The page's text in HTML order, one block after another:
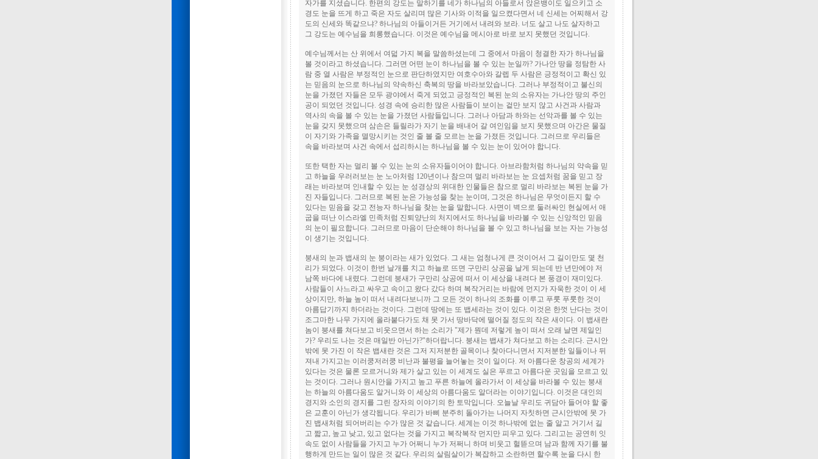
자가를 지셨습니다. 한편의 강도는 말하기를 네가 하나님의 아들로서 앉은뱅이도 일으키고 소
경도 눈을 뜨게 하고 죽은 자도 살리며 많은 기사와 이적을 일으켰다면서 네 신세는 어찌해서 강
도의 신세와 똑같으냐? 하나님의 아들이거든 거기에서 내려와 보라. 너도 살고 나도 살자하고
그 강도는 예수님을 희롱했습니다. 이것은 예수님을 메시아로 바로 보지 못했던 것입니다.
예수님께서는 산 위에서 여덟 가지 복을 말씀하셨는데 그 중에서 마음이 청결한 자가 하나님을
볼 것이라고 하셨습니다. 그러면 어떤 눈이 하나님을 볼 수 있는 눈일까? 가나안 땅을 정탐한 사
람 중 열 사람은 부정적인 눈으로 판단하였지만 여호수아와 갈렙 두 사람은 긍정적이고 확신 있
는 믿음의 눈으로 하나님의 약속하신 축복의 땅을 바라보았습니다. 그러나 부정적이고 불신의
눈을 가졌던 자들은 모두 광야에서 죽게 되었고 긍정적인 복된 눈의 소유자는 가나안 땅의 주인
공이 되었던 것입니다. 성경 속에 승리한 많은 사람들이 보이는 겉만 보지 않고 사건과 사람과
역사의 속을 볼 수 있는 눈을 가졌던 사람들입니다. 그러나 아담과 하와는 선악과를 볼 수 있는
눈을 갖지 못했으며 삼손은 들릴라가 자기 눈을 배내어 갈 여인임을 보지 못했으며 아간은 물질
이 자기와 가족을 멸망시키는 것인 줄 볼 줄 모르는 눈을 가졌든 것입니다. 그러므로 우리들은
속을 바라보며 사건 속에서 섭리하시는 하나님을 볼 수 있는 눈이 있어야 합니다.
또한 택한 자는 멀리 볼 수 있는 눈의 소유자들이어야 합니다. 아브라함처럼 하나님의 약속을 믿
고 하늘을 우러러보는 눈 노아처럼 120년이나 참으며 멀리 바라보는 눈 요셉처럼 꿈을 믿고 장
래는 바라보며 인내할 수 있는 눈 성경상의 위대한 인물들은 참으로 멀리 바라보는 복된 눈을 가
진 자들입니다. 그러므로 복된 눈은 가능성을 찾는 눈이며, 그것은 하나님은 무엇이든지 할 수
있다는 믿음을 갖고 전능자 하나님을 찾는 눈을 말합니다. 사면이 벽으로 둘러싸인 현실에서 애
굽을 떠난 이스라엘 민족처럼 진퇴양난의 처지에서도 하나님을 바라볼 수 있는 신앙적인 믿음
의 눈이 필요합니다. 그러므로 마음이 단순해야 하나님을 볼 수 있고 하나님을 보는 자는 가능성
이 생기는 것입니다.
붕새의 눈과 뱁새의 눈 붕이라는 새가 있었다. 그 새는 엄청나게 큰 것이어서 그 길이만도 몇 천
리가 되었다. 이것이 한번 날개를 치고 하늘로 뜨면 구만리 상공을 날게 되는데 반 년만에야 저
남쪽 바다에 내렸다. 그런데 붕새가 구만리 상공에 떠서 이 세상을 내려다 본 풍경이 재미있다.
사람들이 사느라고 싸우고 속이고 왔다 갔다 하며 복작거리는 바람에 먼지가 자욱한 것이 이 세
상이지만, 하늘 높이 떠서 내려다보니까 그 모든 것이 하나의 조화를 이루고 푸룻 푸룻한 것이
아름답기까지 하더라는 것이다. 그런데 땅에는 또 뱁세라는 것이 있다. 이것은 한껏 난다는 것이
조그마한 나무 가지에 올라붙다가도 채 못 가서 땅바닥에 떨어질 정도의 작은 새이다. 이 뱁새란
놈이 붕새를 쳐다보고 비웃으면서 하는 소리가 "제가 뭔데 저렇게 높이 떠서 오래 날면 제일인
가? 우리도 나는 것은 매일반 아닌가?"하더랍니다. 붕새는 뱁새가 쳐다보고 하는 소리다. 근시안
밖에 못 가진 이 작은 뱁새란 것은 그저 지저분한 골목이나 찾아다니면서 지저분한 일들이나 뒤
져내 가지고는 이러쿵저러쿵 비난과 불평을 늘어놓는 것이 일이다. 저 아름다운 창공의 세계가
있다는 것은 물론 모르거니와 제가 살고 있는 이 세계도 실은 푸르고 아름다운 곳임을 모르고 있
는 것이다. 그러나 원시안을 가지고 높고 푸른 하늘에 올라가서 이 세상을 바라볼 수 있는 붕새
는 하늘의 아름다움도 알거니와 이 세상의 아름다움도 알더라는 이야기입니다. 이것은 대인의
경지와 소인의 경지를 그린 장자의 이야기의 한 토막입니다. 오늘날 우리도 귀담아 들어야 할 좋
은 교훈이 아닌가 생각됩니다. 우리가 바삐 분주히 돌아가는 나머지 자칫하면 근시안밖에 못 가
진 뱁새처럼 되어버리는 수가 많은 것 같습니다. 세계는 이것 하나밖에 없는 줄 알고 거기서 길
고 짧고, 높고 낮고, 있고 없다는 것을 가지고 복작복작 먼지만 피우고 있다. 그리고는 공연히 잇
속도 없이 사람들을 가지고 누가 어쩌니 누가 저쩌니 하며 비웃고 헐뜯으며 남과 함께 자기를 불
행하게 만드는 일이 많은 것 같다. 우리의 살림살이가 복잡하고 소란하면 할수록 눈을 다시 한